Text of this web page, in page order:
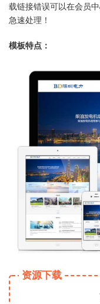
载链接错误可以在会员
急速处理！
模板特点：
资源下载